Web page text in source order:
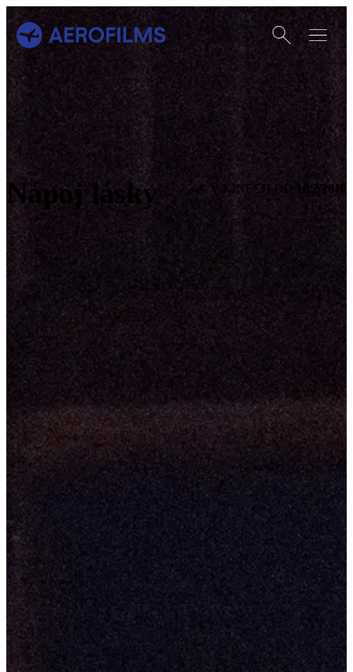
Přejít na úvodní stránku
Otevřít Otevřít
Nápoj lásky V KINECH OD 10/2/2018